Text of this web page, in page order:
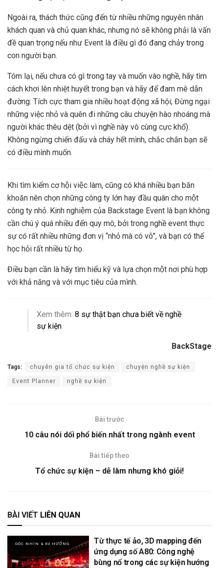
Ngoài ra, thách thức cũng đến từ nhiều những nguyên nhân
khách quan và chủ quan khác, nhưng nó sẽ không phải là vấn
đề quan trọng nếu như Event là điều gì đó đang chảy trong
con người bạn.
Tóm lại, nếu chưa có gì trong tay và muốn vào nghề, hãy tìm
cách khơi lên nhiệt huyết trong bạn và hãy để đam mê dẫn
đường: Tích cực tham gia nhiều hoạt động xã hội; Đừng ngại
những việc nhỏ và quên đi những câu chuyện hào nhoáng mà
người khác thêu dệt (bởi vì nghề này vô cùng cực khổ).
Không ngừng chiến đấu và cháy hết mình, chắc chắn bạn sẽ
có điều mình muốn.
Khi tìm kiếm cơ hội việc làm, cũng có khá nhiều bạn băn
khoăn nên chọn những công ty lớn hay đầu quân cho một
công ty nhỏ. Kinh nghiệm của Backstage Event là bạn không
cần chú ý quá nhiều đến quy mô, bởi trong nghề event thực
sự có rất nhiều những đơn vị “nhỏ mà có võ”, và bạn có thể
học hỏi rất nhiều từ họ.
Điều bạn cần là hãy tìm hiểu kỹ và lựa chọn một nơi phù hợp
với khả năng và với mục tiêu của mình.
Xem thêm: 8 sự thật bạn chưa biết về nghề
sự kiện
BackStage
Tags: chuyên gia tổ chức sự kiện chuyện nghề sự kiện
Event Planner nghề sự kiện
Bài trước
10 câu nói dối phổ biến nhất trong ngành event
Bài tiếp theo
Tổ chức sự kiện – dễ làm nhưng khó giỏi!
BÀI VIẾT LIÊN QUAN
GÓC NHÌN & XU HƯỚNG
Từ thực tế ảo, 3D mapping đến
ứng dụng số A80: Công nghệ
bùng nổ trong các sự kiện hướng